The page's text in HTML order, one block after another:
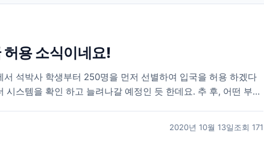
용 소식이네요!
석박사 학생부터 250명을 먼저 선별하여 입국을 허용 하겠다
스템을 확인 하고 늘려나갈 예정인 듯 한데요. 추 후, 어떤 부분
2020년 10월 13일조회 171